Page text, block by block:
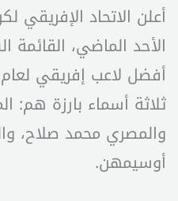
أعلن الاتحاد الإفريقي
الأحد الماضي، القائمة
ثلاثة أسماء بارزة
والمصري محمد صلاح،
أوسيمهن.